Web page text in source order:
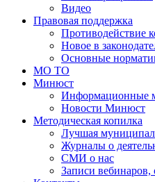
Видео
Правовая поддержка
Противодействие
Новое в
Основные
МО ТО
Минюст
Информационные
Новости Минюст
Методическая копилка
Лучшая
Журналы о
СМИ о нас
Записи вебинаров,